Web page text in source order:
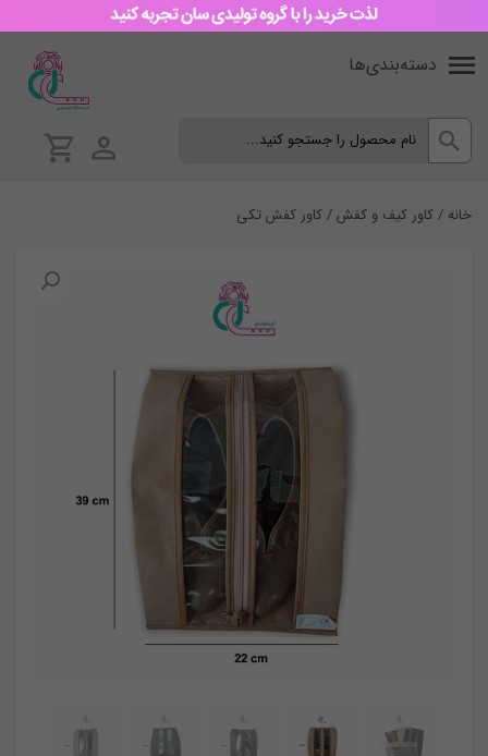
دسته‌بندی‌ها
خانه /کاور کیف و کفش/ کاور کفش تکی